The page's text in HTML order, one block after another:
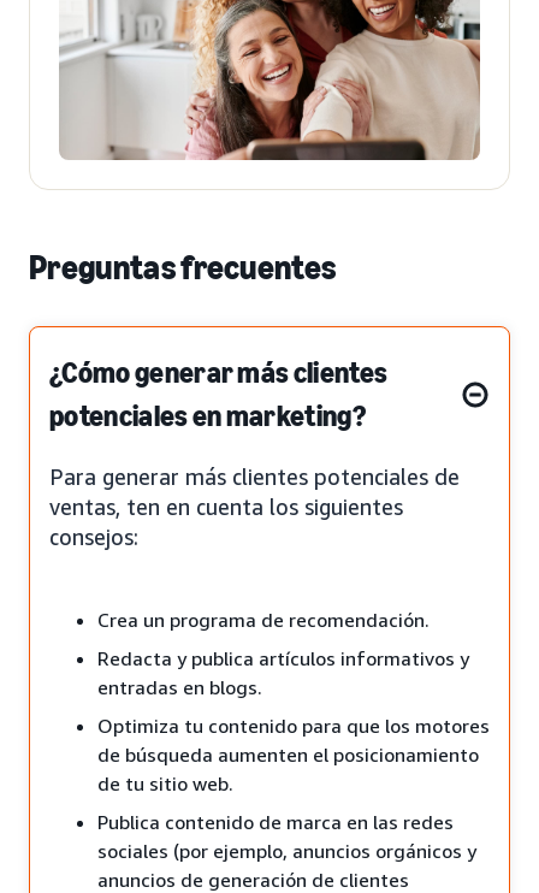
Preguntas frecuentes
¿Cómo generar más clientes
potenciales en marketing?
Para generar más clientes potenciales de
ventas, ten en cuenta los siguientes
consejos:
Crea un programa de recomendación.
Redacta y publica artículos informativos y
entradas en blogs.
Optimiza tu contenido para que los motores
de búsqueda aumenten el posicionamiento
de tu sitio web.
Publica contenido de marca en las redes
sociales (por ejemplo, anuncios orgánicos y
anuncios de generación de clientes